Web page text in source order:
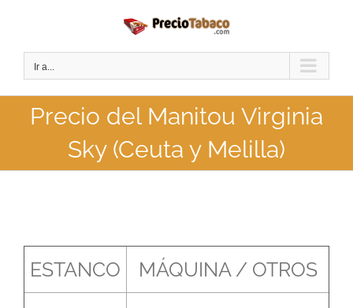
contenido
Ir a...
Precio del Manitou Virginia
Sky (Ceuta y Melilla)
ESTANCO MÁQUINA / OTROS